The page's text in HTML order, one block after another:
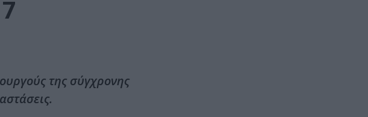
της σύγχρονης